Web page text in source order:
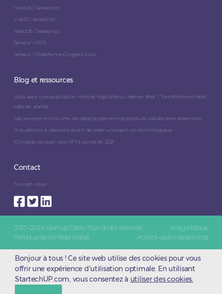
NodeJS / Javascript
VueJS / Javascript
ReactJS / Javascript
Serveur / AWS
Serveur / Plateforme Google Cloud
Blog et ressources
Vous avez une application mobile, logicielle ou web en tête ? Transformons cette
idée en réalité.
Les services minimums de développement de produits viables sont essentiels
14 questions à résoudre avant de créer une start-up technologique
10 projets de start-ups NFT à suivre en 2021
Contact
Trouvez-nous !
2013-2024 Startup Oasis. Tous droits réservés.
Avis juridique
Politique de confidentialité
Accord-cadre de services
Bonjour à tous ! Ce site web utilise des cookies pour vous
offrir une expérience d'utilisation optimale. En utilisant
StartechUP.com, vous consentez à utiliser des cookies.